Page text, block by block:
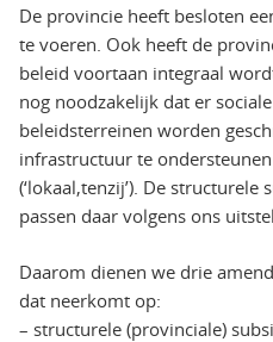
De provincie heeft besloten
te voeren. Ook heeft de
beleid voortaan integraal
nog noodzakelijk dat er
beleidsterreinen worden
infrastructuur te
(‘lokaal,tenzij’). De
passen daar volgens ons
Daarom dienen we drie
dat neerkomt op:
– structurele (provinciale)